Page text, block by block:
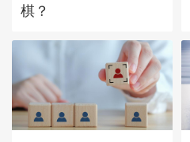
棋？